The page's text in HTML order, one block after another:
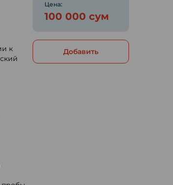
к
Цена:
100 000 сум
Добавить